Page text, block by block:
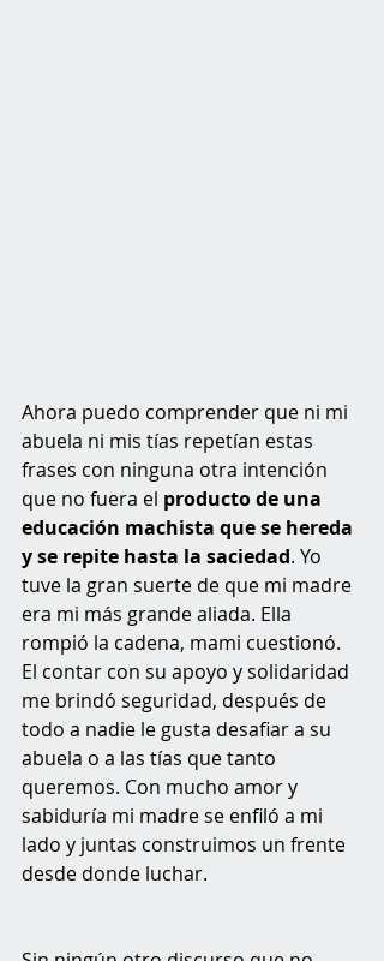
Ahora puedo comprender que ni mi
abuela ni mis tías repetían estas
frases con ninguna otra intención
que no fuera el producto de una
educación machista que se hereda
y se repite hasta la saciedad. Yo
tuve la gran suerte de que mi madre
era mi más grande aliada. Ella
rompió la cadena, mami cuestionó.
El contar con su apoyo y solidaridad
me brindó seguridad, después de
todo a nadie le gusta desafiar a su
abuela o a las tías que tanto
queremos. Con mucho amor y
sabiduría mi madre se enfiló a mi
lado y juntas construimos un frente
desde donde luchar.